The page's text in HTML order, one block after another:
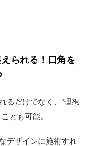
られる！口角を
るだけでなく、“理想
とも可能。
デザインに施術すれ